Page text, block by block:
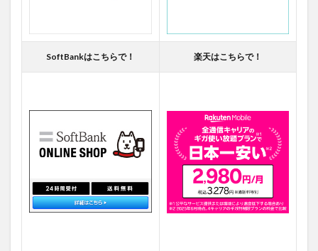
SoftBankはこちらで！ 楽天はこちらで！